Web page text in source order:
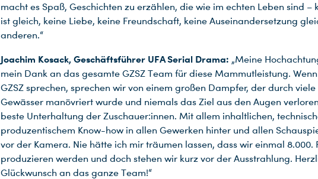
macht es Spaß, Geschichten zu erzählen, die wie im echten Leben sind –
ist gleich, keine Liebe, keine Freundschaft, keine Auseinandersetzung
anderen.“
Joachim Kosack, Geschäftsführer UFA Serial Drama: „Meine
mein Dank an das gesamte GZSZ Team für diese Mammutleistung.
GZSZ sprechen, sprechen wir von einem großen Dampfer, der durch viele
Gewässer manövriert wurde und niemals das Ziel aus den Augen
beste Unterhaltung der Zuschauer:innen. Mit allem inhaltlichen,
produzentischem Know-how in allen Gewerken hinter und allen
vor der Kamera. Nie hätte ich mir träumen lassen, dass wir einmal 8.000.
produzieren werden und doch stehen wir kurz vor der Ausstrahlung.
Glückwunsch an das ganze Team!“